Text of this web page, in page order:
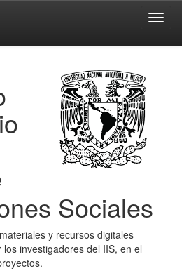
Sociales
y recursos digitales
investigadores del IIS, en el